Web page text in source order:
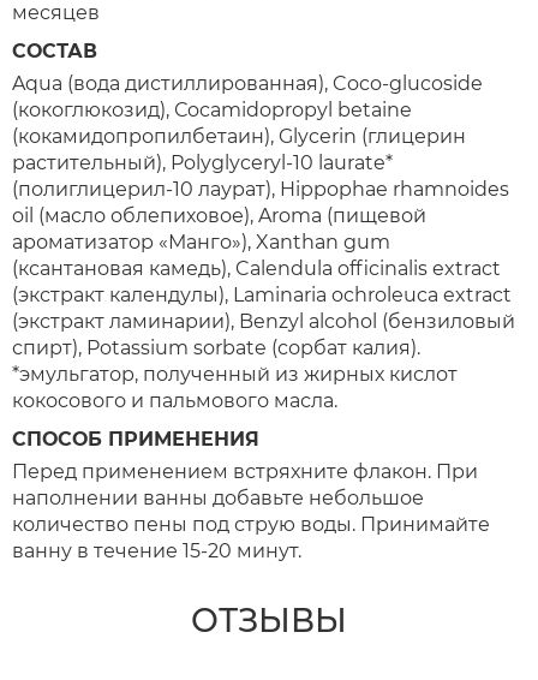
месяцев
СОСТАВ
Aqua (вода дистиллированная), Coco-glucoside
(кокоглюкозид), Сocamidopropyl betaine
(кокамидопропилбетаин), Glycerin (глицерин
растительный), Polyglyceryl-10 laurate*
(полиглицерил-10 лаурат), Hippophae rhamnoides
oil (масло облепиховое), Aroma (пищевой
ароматизатор «Манго»), Xanthan gum
(ксантановая камедь), Calendula officinalis extract
(экстракт календулы), Laminaria ochroleuca extract
(экстракт ламинарии), Benzyl alcohol (бензиловый
спирт), Potassium sorbate (сорбат калия).
*эмульгатор, полученный из жирных кислот
кокосового и пальмового масла.
СПОСОБ ПРИМЕНЕНИЯ
Перед применением встряхните флакон. При
наполнении ванны добавьте небольшое
количество пены под струю воды. Принимайте
ванну в течение 15-20 минут.
ОТЗЫВЫ